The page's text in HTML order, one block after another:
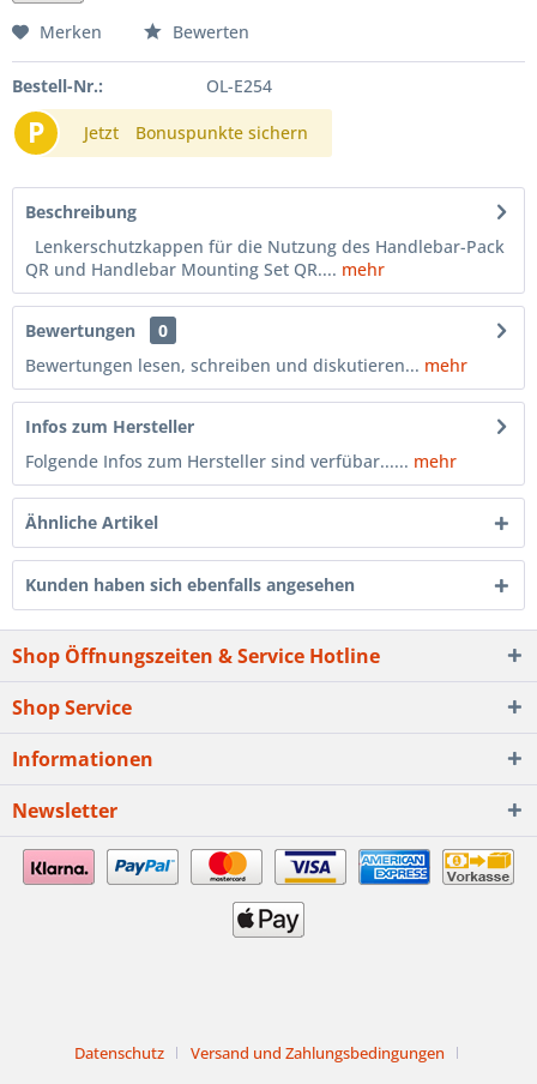
Merken Bewerten
Bestell-Nr.: OL-E254
P Jetzt Bonuspunkte sichern
Beschreibung
Lenkerschutzkappen für die Nutzung des Handlebar-Pack
QR und Handlebar Mounting Set QR.... mehr
Bewertungen
0
Bewertungen lesen, schreiben und diskutieren... mehr
Infos zum Hersteller
Folgende Infos zum Hersteller sind verfübar...... mehr
Ähnliche Artikel
Kunden haben sich ebenfalls angesehen
Shop Öffnungszeiten & Service Hotline
Shop Service
Informationen
Newsletter
Datenschutz
Versand und Zahlungsbedingungen